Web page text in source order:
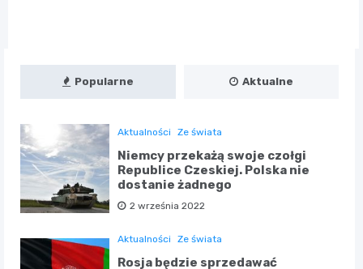
Popularne Aktualne
Aktualności Ze świata
Niemcy przekażą swoje czołgi
Republice Czeskiej. Polska nie
dostanie żadnego
2 września 2022
Aktualności Ze świata
Rosja będzie sprzedawać